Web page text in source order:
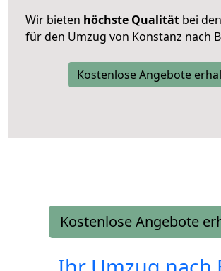
Wir bieten höchste Qualität bei
für den Umzug von Konstanz nach
Kostenlose Angebote
Kostenlose Angebote